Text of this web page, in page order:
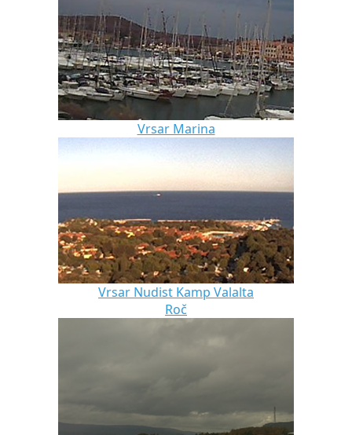
Vrsar Marina
Vrsar Nudist Kamp Valalta
Roč